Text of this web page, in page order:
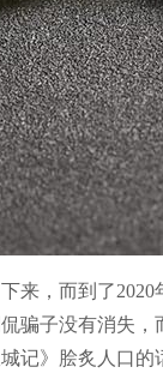
来，而到了
骗子没有消失
记》脍炙人口